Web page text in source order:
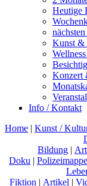
Heutige
Kunst &
Konzert
Info / Kontakt
Home | Kunst /
Bildung |
Doku |
Fiktion | Artikel |